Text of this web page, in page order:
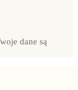
dane są